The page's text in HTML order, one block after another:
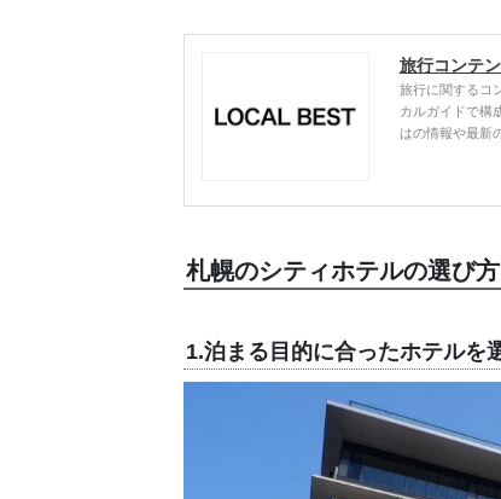
旅行コンテ
旅行に関するコ
カルガイドで構
はの情報や最新
札幌のシティホテルの選び方
1.泊まる目的に合ったホテルを